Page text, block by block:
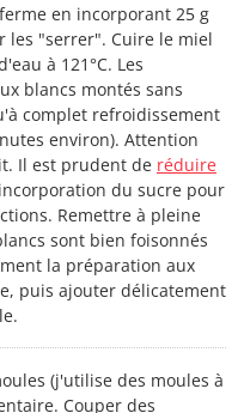
en incorporant 25 g
les "serrer". Cuire le miel
à 121°C. Les
blancs montés sans
complet refroidissement
environ). Attention
Il est prudent de réduire
du sucre pour
Remettre à pleine
sont bien foisonnés
la préparation aux
puis ajouter délicatement
(j'utilise des moules à
Couper des